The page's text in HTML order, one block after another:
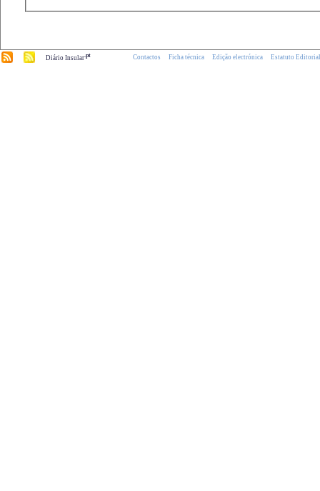
Diário Insular.pt Contactos Ficha técnica Edição electrónica Estatuto Editorial